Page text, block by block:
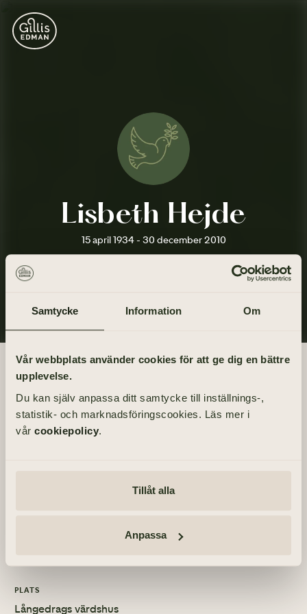
Samtycke Information Om
Vår webbplats använder cookies för att ge dig en bättre
upplevelse.
Du kan själv anpassa ditt samtycke till inställnings-,
statistik- och marknadsföringscookies. Läs mer i
vår cookiepolicy.
Tillåt alla
Anpassa
Lisbeth Hejde
15 april 1934 - 30 december 2010
Begravningsdagen
BEGRAVNING
Måndag 24 januari 2011
kl 14.00
PLATS
Långedrags värdshus